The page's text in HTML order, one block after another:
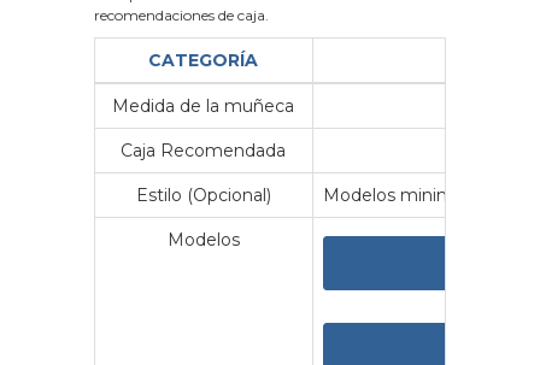
recomendaciones de caja.
CATEGORÍA
Medida de la muñeca
Caja Recomendada
Estilo (Opcional) Modelos minimalistas y
Modelos